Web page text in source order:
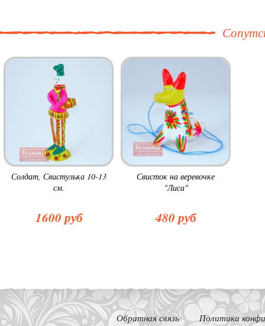
Солдат, Свистулька 10-13
см.
1600 руб
Свисток на веревочке
"Лиса"
480 руб
Обратная связь Политика